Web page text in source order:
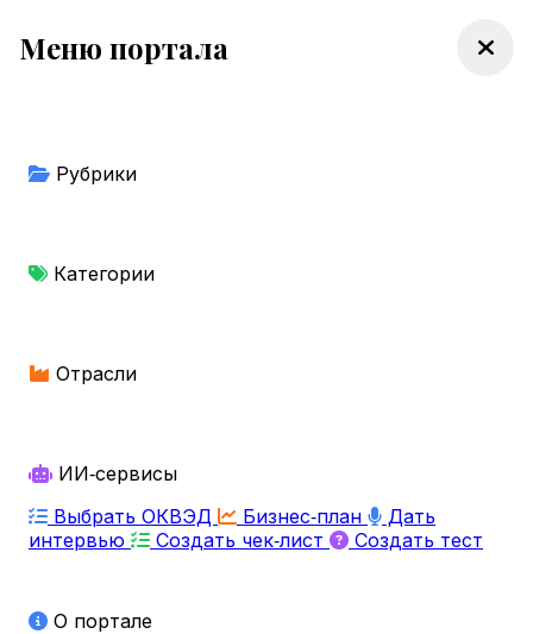
Меню портала
Рубрики
Категории
Отрасли
ИИ‑сервисы
Выбрать ОКВЭД
Бизнес‑план
Дать
интервью
Создать чек‑лист Создать тест
О портале